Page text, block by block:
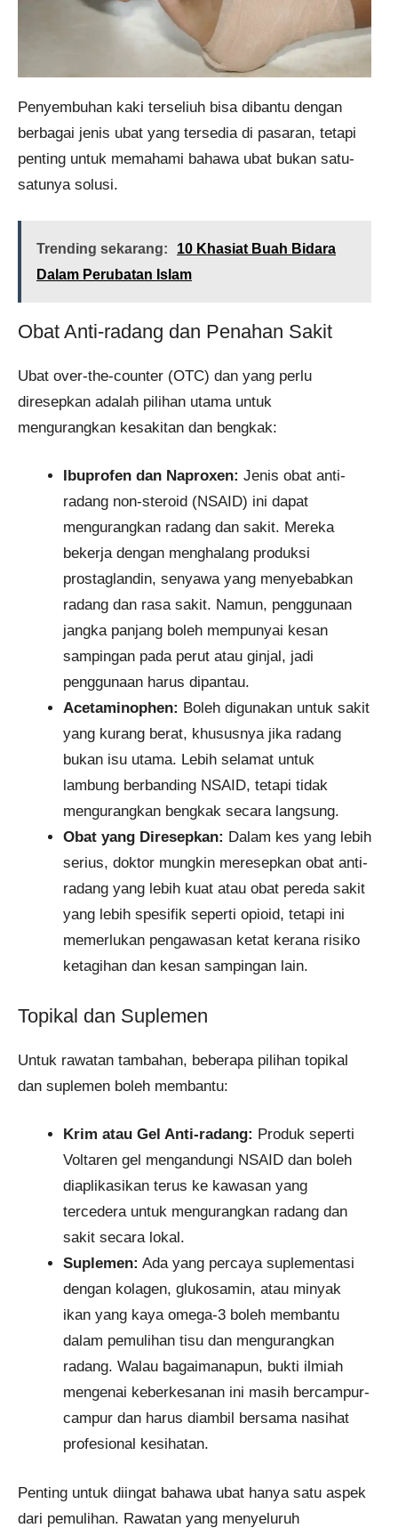
Penyembuhan kaki terseliuh bisa dibantu dengan
berbagai jenis ubat yang tersedia di pasaran, tetapi
penting untuk memahami bahawa ubat bukan satu-
satunya solusi.
Trending sekarang:
10 Khasiat Buah Bidara
Dalam Perubatan Islam
Obat Anti-radang dan Penahan Sakit
Ubat over-the-counter (OTC) dan yang perlu
diresepkan adalah pilihan utama untuk
mengurangkan kesakitan dan bengkak:
Ibuprofen dan Naproxen: Jenis obat anti-
radang non-steroid (NSAID) ini dapat
mengurangkan radang dan sakit. Mereka
bekerja dengan menghalang produksi
prostaglandin, senyawa yang menyebabkan
radang dan rasa sakit. Namun, penggunaan
jangka panjang boleh mempunyai kesan
sampingan pada perut atau ginjal, jadi
penggunaan harus dipantau.
Acetaminophen: Boleh digunakan untuk sakit
yang kurang berat, khususnya jika radang
bukan isu utama. Lebih selamat untuk
lambung berbanding NSAID, tetapi tidak
mengurangkan bengkak secara langsung.
Obat yang Diresepkan: Dalam kes yang lebih
serius, doktor mungkin meresepkan obat anti-
radang yang lebih kuat atau obat pereda sakit
yang lebih spesifik seperti opioid, tetapi ini
memerlukan pengawasan ketat kerana risiko
ketagihan dan kesan sampingan lain.
Topikal dan Suplemen
Untuk rawatan tambahan, beberapa pilihan topikal
dan suplemen boleh membantu:
Krim atau Gel Anti-radang: Produk seperti
Voltaren gel mengandungi NSAID dan boleh
diaplikasikan terus ke kawasan yang
tercedera untuk mengurangkan radang dan
sakit secara lokal.
Suplemen: Ada yang percaya suplementasi
dengan kolagen, glukosamin, atau minyak
ikan yang kaya omega-3 boleh membantu
dalam pemulihan tisu dan mengurangkan
radang. Walau bagaimanapun, bukti ilmiah
mengenai keberkesanan ini masih bercampur-
campur dan harus diambil bersama nasihat
profesional kesihatan.
Penting untuk diingat bahawa ubat hanya satu aspek
dari pemulihan. Rawatan yang menyeluruh